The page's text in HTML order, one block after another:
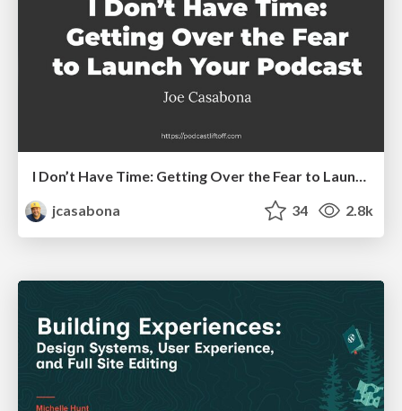
I Don’t Have Time: Getting Over the Fear to Launch Your Podcast
jcasabona
34 2.8k